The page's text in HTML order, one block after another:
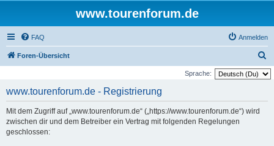
www.tourenforum.de
FAQ Anmelden
Foren-Übersicht
u
Sprache:
www.tourenforum.de - Registrierung
Mit dem Zugriff auf „www.tourenforum.de“ („https://www.tourenforum.de“) wird
zwischen dir und dem Betreiber ein Vertrag mit folgenden Regelungen
geschlossen: